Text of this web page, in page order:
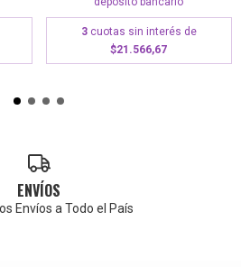
3 cuotas sin interés de
$21.566,67
ENVÍOS
Envíos a Todo el País